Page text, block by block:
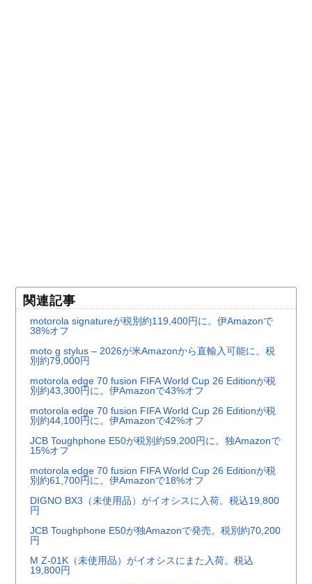
関連記事
motorola signatureが税別約119,400円に。伊Amazonで
38%オフ
moto g stylus – 2026が米Amazonから直輸入可能に。税
別約79,000円
motorola edge 70 fusion FIFA World Cup 26 Editionが税
別約43,300円に。伊Amazonで43%オフ
motorola edge 70 fusion FIFA World Cup 26 Editionが税
別約44,100円に。伊Amazonで42%オフ
JCB Toughphone E50が税別約59,200円に。独Amazonで
15%オフ
motorola edge 70 fusion FIFA World Cup 26 Editionが税
別約61,700円に。伊Amazonで18%オフ
DIGNO BX3（未使用品）がイオシスに入荷。税込19,800
円
JCB Toughphone E50が独Amazonで発売。税別約70,200
円
M Z-01K（未使用品）がイオシスにまた入荷。税込
19,800円